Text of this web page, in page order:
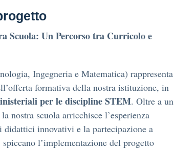
Scuola: Un Percorso tra Curricolo e
Ingegneria e Matematica) rappresenta
formativa della nostra istituzione, in
per le discipline STEM. Oltre a un
nostra scuola arricchisce l’esperienza
didattici innovativi e la partecipazione a
l’implementazione del progetto